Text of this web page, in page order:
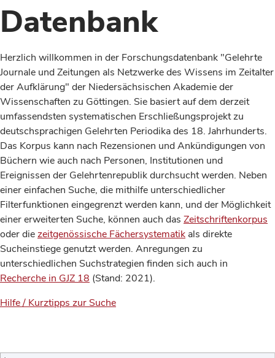
Datenbank
Herzlich willkommen in der Forschungsdatenbank "Gelehrte
Journale und Zeitungen als Netzwerke des Wissens im Zeitalter
der Aufklärung" der Niedersächsischen Akademie der
Wissenschaften zu Göttingen. Sie basiert auf dem derzeit
umfassendsten systematischen Erschließungsprojekt zu
deutschsprachigen Gelehrten Periodika des 18. Jahrhunderts.
Das Korpus kann nach Rezensionen und Ankündigungen von
Büchern wie auch nach Personen, Institutionen und
Ereignissen der Gelehrtenrepublik durchsucht werden. Neben
einer einfachen Suche, die mithilfe unterschiedlicher
Filterfunktionen eingegrenzt werden kann, und der Möglichkeit
einer erweiterten Suche, können auch das Zeitschriftenkorpus
oder diezeitgenössische Fächersystematik als direkte
Sucheinstiege genutzt werden. Anregungen zu
unterschiedlichen Suchstrategien finden sich auch in
Recherche in GJZ 18 (Stand: 2021).
Hilfe / Kurztipps zur Suche